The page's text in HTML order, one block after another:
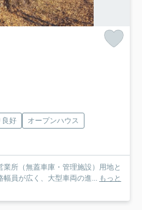
良好
オープンハウス
所（無蓋車庫・管理施設）用地と
幅員が広く、大型車両の進... もっと